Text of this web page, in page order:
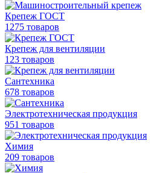
Крепеж ГОСТ
1275 товаров
Крепеж для вентиляции
123 товаров
Сантехника
678 товаров
Электротехническая продукция
951 товаров
Химия
209 товаров